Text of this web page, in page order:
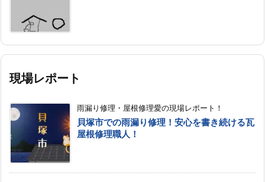
現場レポート
雨漏り修理・屋根修理愛の現場レポート！
貝塚市での雨漏り修理！安心を書き続ける瓦
屋根修理職人！